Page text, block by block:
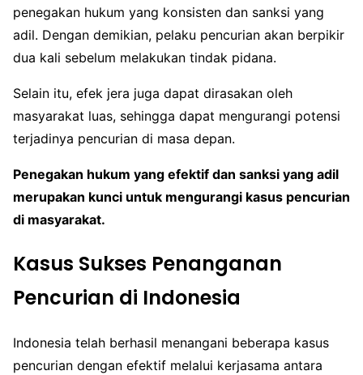
penegakan hukum yang konsisten dan sanksi yang
adil. Dengan demikian, pelaku pencurian akan berpikir
dua kali sebelum melakukan tindak pidana.
Selain itu, efek jera juga dapat dirasakan oleh
masyarakat luas, sehingga dapat mengurangi potensi
terjadinya pencurian di masa depan.
Penegakan hukum yang efektif dan sanksi yang adil
merupakan kunci untuk mengurangi kasus pencurian
di masyarakat.
Kasus Sukses Penanganan
Pencurian di Indonesia
Indonesia telah berhasil menangani beberapa kasus
pencurian dengan efektif melalui kerjasama antara